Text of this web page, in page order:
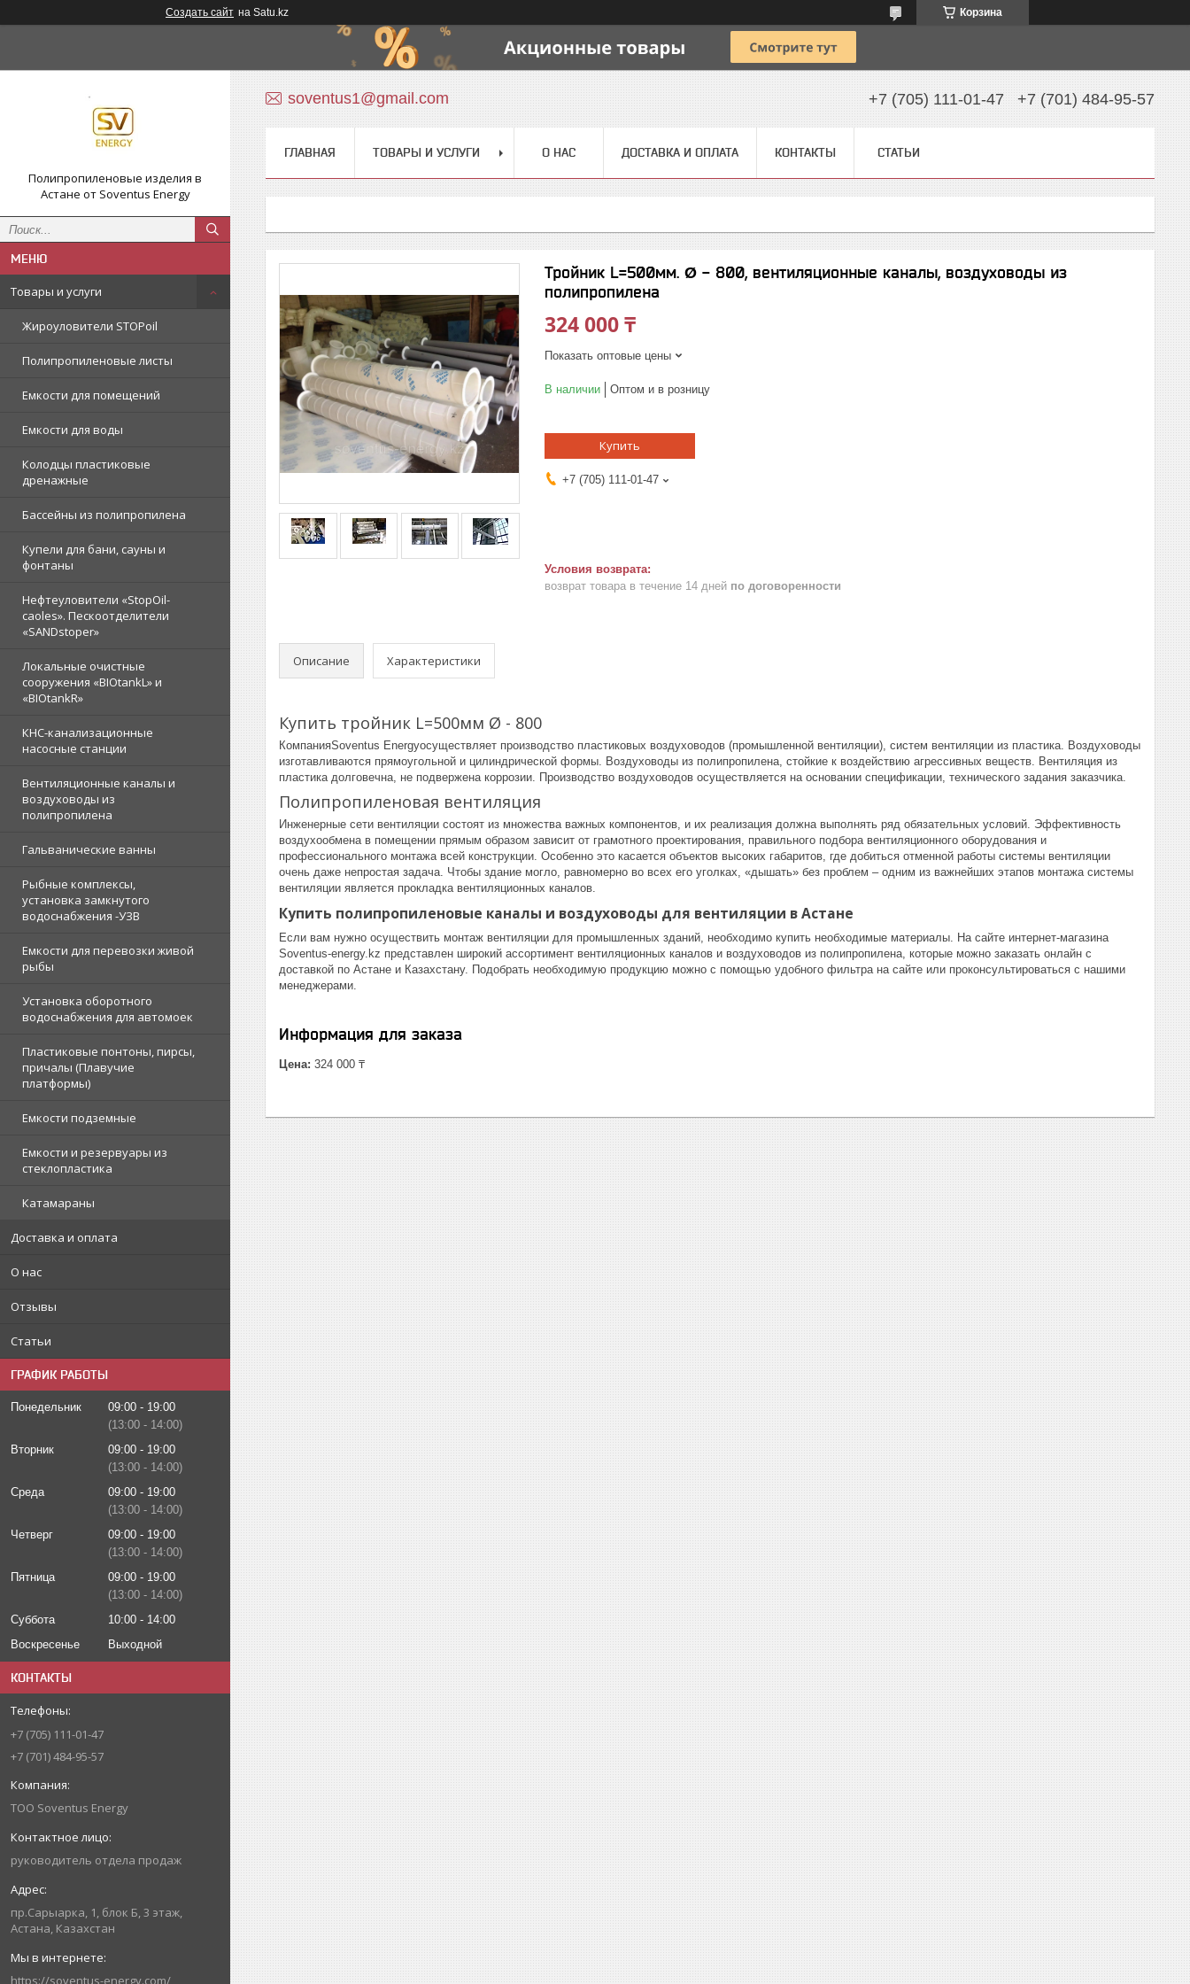
Создать сайт на Satu.kz Корзина
Полипропиленовые изделия в
Астане от Soventus Energy
Товары и услуги
Жироуловители STOPoil
Полипропиленовые листы
Емкости для помещений
Емкости для воды
Колодцы пластиковые
дренажные
Бассейны из полипропилена
Купели для бани, сауны и
фонтаны
Нефтеуловители «StopOil-
caoles». Пескоотделители
«SANDstoper»
Локальные очистные
сооружения «BIOtankL» и
«BIOtankR»
КНС-канализационные
насосные станции
Вентиляционные каналы и
воздуховоды из
полипропилена
Гальванические ванны
Рыбные комплексы,
установка замкнутого
водоснабжения -УЗВ
Емкости для перевозки живой
рыбы
Установка оборотного
водоснабжения для автомоек
Пластиковые понтоны, пирсы,
причалы (Плавучие
платформы)
Емкости подземные
Емкости и резервуары из
стеклопластика
Катамараны
Доставка и оплата
О нас
Отзывы
Статьи
ГРАФИК РАБОТЫ
Понедельник 09:00
19:00
13:00
14:00
Вторник
09:00
19:00
13:00
14:00
Среда
09:00
19:00
13:00
14:00
Четверг
09:00
19:00
13:00
14:00
Пятница
09:00
19:00
13:00
14:00
Суббота
10:00
14:00
Воскресенье
Выходной
КОНТАКТЫ
+7 (705) 111-01-47
+7 (701) 484-95-57
ТОО Soventus Energy
руководитель отдела продаж
пр.Сарыарка, 1, блок Б, 3 этаж,
Астана, Казахстан
https://soventus-energy.com/
soventus1@gmail.com +7 (705) 111-01-47 +7 (701) 484-95-57
ГЛАВНАЯ ТОВАРЫ И УСЛУГИ О НАС ДОСТАВКА И ОПЛАТА КОНТАКТЫ СТАТЬИ
Тройник L=500мм. Ø - 800, вентиляционные каналы, воздуховоды из
полипропилена
324 000 ₸
Показать оптовые цены
В наличии Оптом и в розницу
Купить
+7 (705) 111-01-47
возврат товара в течение 14 дней по договоренности
Описание Характеристики
Купить тройник L=500мм Ø - 800
КомпанияSoventus Energyосуществляет производство пластиковых воздуховодов (промышленной вентиляции), систем вентиляции из пластика. Воздуховоды
изготавливаются прямоугольной и цилиндрической формы. Воздуховоды из полипропилена, стойкие к воздействию агрессивных веществ. Вентиляция из
пластика долговечна, не подвержена коррозии. Производство воздуховодов осуществляется на основании спецификации, технического задания заказчика.
Полипропиленовая вентиляция
Инженерные сети вентиляции состоят из множества важных компонентов, и их реализация должна выполнять ряд обязательных условий. Эффективность
воздухообмена в помещении прямым образом зависит от грамотного проектирования, правильного подбора вентиляционного оборудования и
профессионального монтажа всей конструкции. Особенно это касается объектов высоких габаритов, где добиться отменной работы системы вентиляции
очень даже непростая задача. Чтобы здание могло, равномерно во всех его уголках, «дышать» без проблем – одним из важнейших этапов монтажа системы
вентиляции является прокладка вентиляционных каналов.
Купить полипропиленовые каналы и воздуховоды для вентиляции в Астане
Если вам нужно осуществить монтаж вентиляции для промышленных зданий, необходимо купить необходимые материалы. На сайте интернет-магазина
Soventus-energy.kz представлен широкий ассортимент вентиляционных каналов и воздуховодов из полипропилена, которые можно заказать онлайн с
доставкой по Астане и Казахстану. Подобрать необходимую продукцию можно с помощью удобного фильтра на сайте или проконсультироваться с нашими
менеджерами.
Информация для заказа
Цена: 324 000 ₸